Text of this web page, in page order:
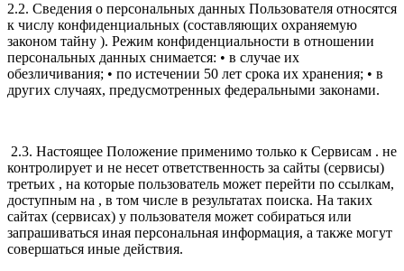
2.2. Сведения о персональных данных Пользователя относятся
к числу конфиденциальных (составляющих охраняемую
законом тайну ). Режим конфиденциальности в отношении
персональных данных снимается: • в случае их
обезличивания; • по истечении 50 лет срока их хранения; • в
других случаях, предусмотренных федеральными законами.
2.3. Настоящее Положение применимо только к Сервисам . не
контролирует и не несет ответственность за сайты (сервисы)
третьих , на которые пользователь может перейти по ссылкам,
доступным на , в том числе в результатах поиска. На таких
сайтах (сервисах) у пользователя может собираться или
запрашиваться иная персональная информация, а также могут
совершаться иные действия.